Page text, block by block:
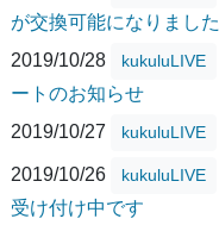
が交換可能になりました
2019/10/28
kukuluLIVE
ートのお知らせ
2019/10/27
kukuluLIVE
2019/10/26 kukuluLIVE
受け付け中です